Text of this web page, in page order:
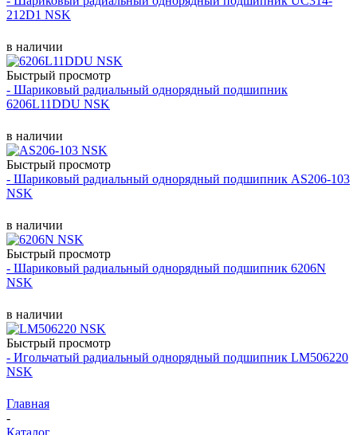
212D1 NSK
в наличии
Быстрый просмотр
- Шариковый радиальный однорядный подшипник
6206L11DDU NSK
в наличии
Быстрый просмотр
- Шариковый радиальный однорядный подшипник AS206-103
NSK
в наличии
Быстрый просмотр
- Шариковый радиальный однорядный подшипник 6206N
NSK
в наличии
Быстрый просмотр
- Игольчатый радиальный однорядный подшипник LM506220
NSK
Главная
-
Каталог